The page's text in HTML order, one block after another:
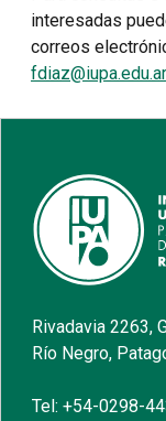
interesadas
correos
fdiaz@iupa.edu.ar
Rivadavia 2263,
Río Negro,
Tel: +54-0298-